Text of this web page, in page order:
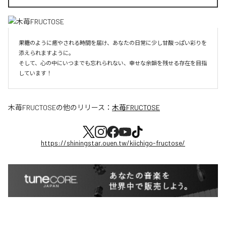
果糖のように癒やされる時間を届け、あなたの日常に少し甘酸っぱい彩りを
添えられますように。
そして、心の中にいつまでも忘れられない、幸せな余韻を残せる存在を目指
しています！
木苺FRUCTOSEの他のリリース： 木苺FRUCTOSE
https://shiningstar.ouen.tw/kiichigo-fructose/